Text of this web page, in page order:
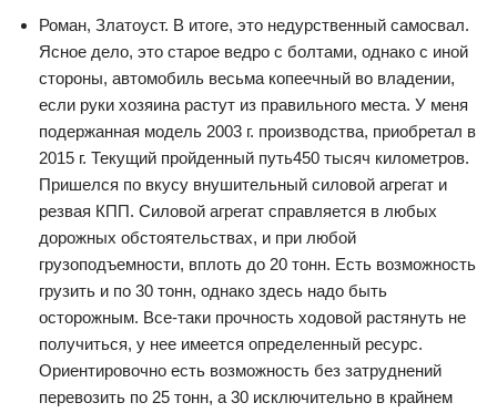
Роман, Златоуст. В итоге, это недурственный самосвал.
Ясное дело, это старое ведро с болтами, однако с иной
стороны, автомобиль весьма копеечный во владении,
если руки хозяина растут из правильного места. У меня
подержанная модель 2003 г. производства, приобретал в
2015 г. Текущий пройденный путь450 тысяч километров.
Пришелся по вкусу внушительный силовой агрегат и
резвая КПП. Силовой агрегат справляется в любых
дорожных обстоятельствах, и при любой
грузоподъемности, вплоть до 20 тонн. Есть возможность
грузить и по 30 тонн, однако здесь надо быть
осторожным. Все-таки прочность ходовой растянуть не
получиться, у нее имеется определенный ресурс.
Ориентировочно есть возможность без затруднений
перевозить по 25 тонн, а 30 исключительно в крайнем